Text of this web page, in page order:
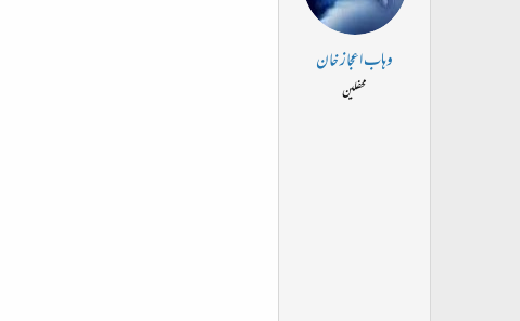
وہاب اعجاز خان
محفلین